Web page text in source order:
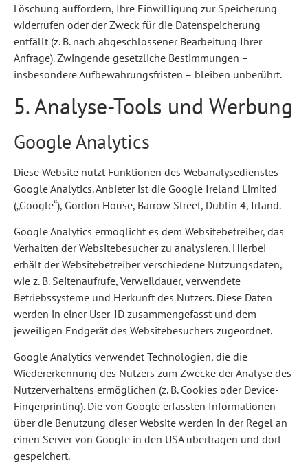
Löschung auffordern, Ihre Einwilligung zur Speicherung
widerrufen oder der Zweck für die Datenspeicherung
entfällt (z. B. nach abgeschlossener Bearbeitung Ihrer
Anfrage). Zwingende gesetzliche Bestimmungen –
insbesondere Aufbewahrungsfristen – bleiben unberührt.
5. Analyse-Tools und Werbung
Google Analytics
Diese Website nutzt Funktionen des Webanalysedienstes
Google Analytics. Anbieter ist die Google Ireland Limited
(„Google“), Gordon House, Barrow Street, Dublin 4, Irland.
Google Analytics ermöglicht es dem Websitebetreiber, das
Verhalten der Websitebesucher zu analysieren. Hierbei
erhält der Websitebetreiber verschiedene Nutzungsdaten,
wie z. B. Seitenaufrufe, Verweildauer, verwendete
Betriebssysteme und Herkunft des Nutzers. Diese Daten
werden in einer User-ID zusammengefasst und dem
jeweiligen Endgerät des Websitebesuchers zugeordnet.
Google Analytics verwendet Technologien, die die
Wiedererkennung des Nutzers zum Zwecke der Analyse des
Nutzerverhaltens ermöglichen (z. B. Cookies oder Device-
Fingerprinting). Die von Google erfassten Informationen
über die Benutzung dieser Website werden in der Regel an
einen Server von Google in den USA übertragen und dort
gespeichert.